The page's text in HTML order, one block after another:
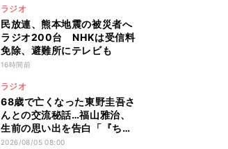
ラジオ
民放連、熊本地震の被災者へ
ラジオ200台 NHKは受信料
免除、避難所にテレビも
16時間前
ラジオ
68歳で亡くなった東野圭吾さ
んとの交流秘話…福山雅治、
生前の思い出を告白「『ちょ
っと寂しいじゃないですか』
2026/08/05 08:00